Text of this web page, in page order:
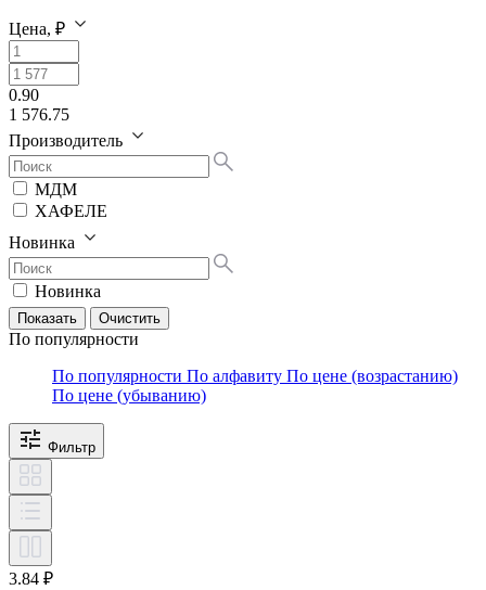
Цена, ₽
0.90
1 576.75
Производитель
МДМ
ХАФЕЛЕ
Новинка
Новинка
По популярности
По популярности По алфавиту По цене (возрастанию)
По цене (убыванию)
Фильтр
3.84 ₽